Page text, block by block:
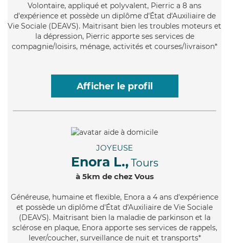
Volontaire, appliqué et polyvalent, Pierric a 8 ans
d'expérience et possède un diplôme d'État d'Auxiliaire de
Vie Sociale (DEAVS). Maitrisant bien les troubles moteurs et
la dépression, Pierric apporte ses services de
compagnie/loisirs, ménage, activités et courses/livraison*
Afficher le profil
JOYEUSE
Enora L., Tours
à 5km de chez Vous
Généreuse, humaine et flexible, Enora a 4 ans d'expérience
et possède un diplôme d'État d'Auxiliaire de Vie Sociale
(DEAVS). Maitrisant bien la maladie de parkinson et la
sclérose en plaque, Enora apporte ses services de rappels,
lever/coucher, surveillance de nuit et transports*